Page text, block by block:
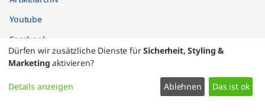
Youtube
Facebook
Findbücher
Widerrufsformular
Dürfen wir zusätzliche Dienste fürSicherheit, Styling &
Marketing aktivieren?
Details anzeigen Ablehnen Das ist ok